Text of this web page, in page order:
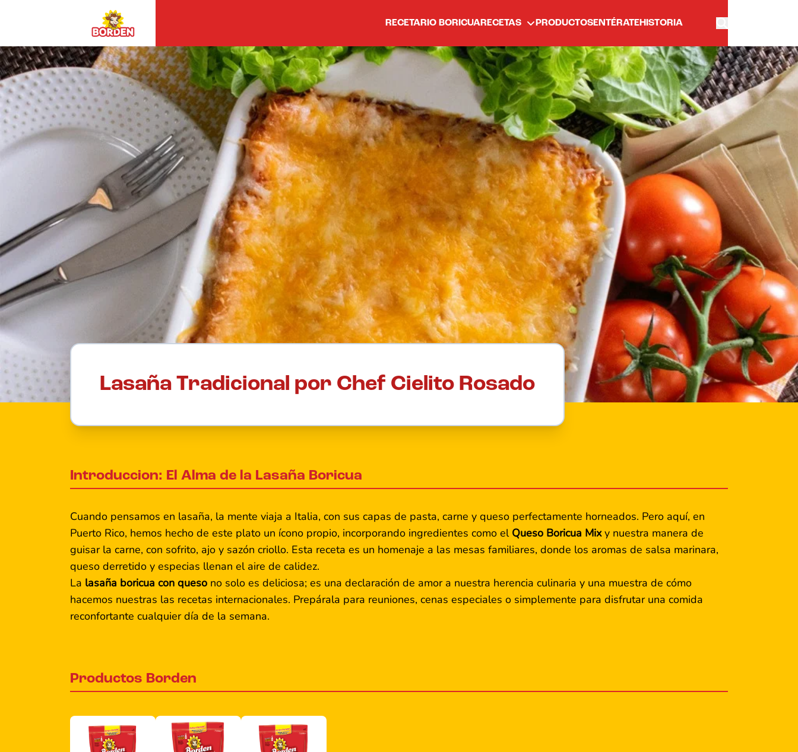
RECETARIO BORICUARECETAS PRODUCTOSENTÉRATEHISTORIA
Lasaña Tradicional por Chef Cielito Rosado
Introduccion: El Alma de la Lasaña Boricua
Cuando pensamos en lasaña, la mente viaja a Italia, con sus capas de pasta, carne y queso perfectamente horneados. Pero aquí, en
Puerto Rico, hemos hecho de este plato un ícono propio, incorporando ingredientes como el Queso Boricua Mixy nuestra manera de
guisar la carne, con sofrito, ajo y sazón criollo. Esta receta es un homenaje a las mesas familiares, donde los aromas de salsa marinara,
queso derretido y especias llenan el aire de calidez.
La lasaña boricua con queso no solo es deliciosa; es una declaración de amor a nuestra herencia culinaria y una muestra de cómo
hacemos nuestras las recetas internacionales. Prepárala para reuniones, cenas especiales o simplemente para disfrutar una comida
reconfortante cualquier día de la semana.
Productos Borden